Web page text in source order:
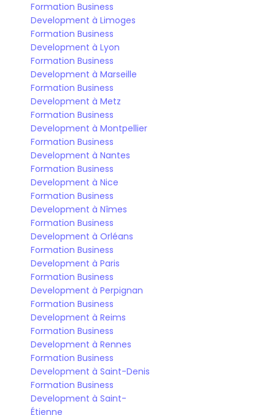
Formation Business
Development à Limoges
Formation Business
Development à Lyon
Formation Business
Development à Marseille
Formation Business
Development à Metz
Formation Business
Development à Montpellier
Formation Business
Development à Nantes
Formation Business
Development à Nice
Formation Business
Development à Nîmes
Formation Business
Development à Orléans
Formation Business
Development à Paris
Formation Business
Development à Perpignan
Formation Business
Development à Reims
Formation Business
Development à Rennes
Formation Business
Development à Saint-Denis
Formation Business
Development à Saint-
Étienne